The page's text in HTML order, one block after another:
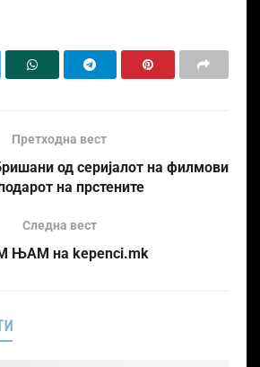
Претходна вест
од серијалот на филмови
на прстените
Следна вест
ЊАМ на kepenci.mk